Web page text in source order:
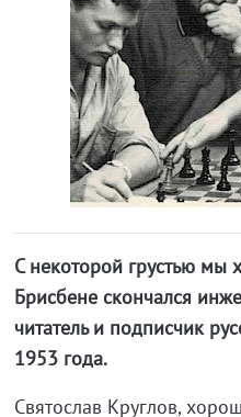
С некоторой грустью мы
Брисбене скончался
читатель и подписчик
1953 года.
Святослав Круглов,